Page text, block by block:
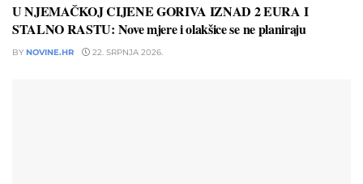
U NJEMAČKOJ CIJENE GORIVA IZNAD 2 EURA I
STALNO RASTU: Nove mjere i olakšice se ne planiraju
BY NOVINE.HR 22. SRPNJA 2026.